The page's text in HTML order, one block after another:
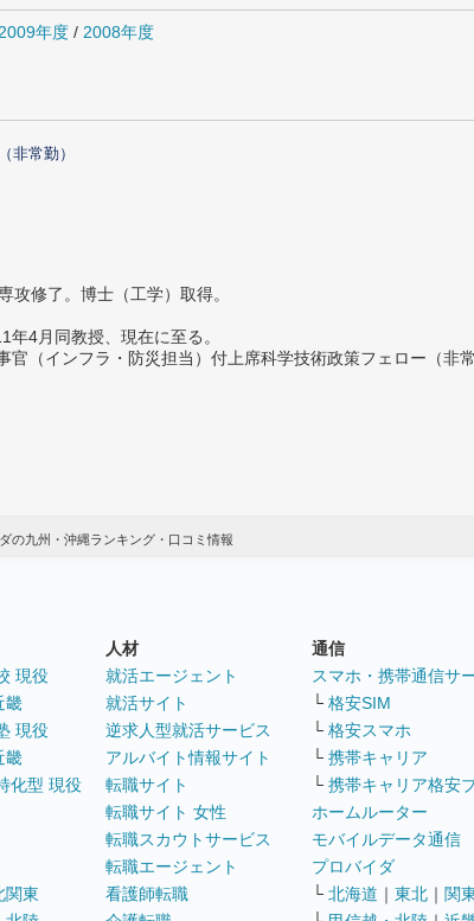
2009年度 / 2008年度
非常勤）
修了。博士（工学）取得。
4月同教授、現在に至る。
（インフラ・防災担当）付上席科学技術政策フェロー（非常
の九州・沖縄ランキング・口コミ情報
現役
畿
現役
畿
化型 現役
関東
人材
就活エージェント
就活サイト
逆求人型就活サービス
アルバイト情報サイト
転職サイト
転職サイト 女性
転職スカウトサービス
転職エージェント
看護師転職
通信
スマホ・携帯通信サ
└ 格安SIM
└ 格安スマホ
└ 携帯キャリア
└ 携帯キャリア格安
ホームルーター
モバイルデータ通信
プロバイダ
└ 北海道 ｜ 東北 ｜ 関